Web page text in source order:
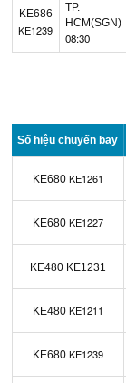
KE686
KE1239
TP.
HCM(SGN)
08:30
Số hiệu chuyến bay
KE680KE1261
KE680KE1227
KE480 KE1231
KE480KE1211
KE680KE1239